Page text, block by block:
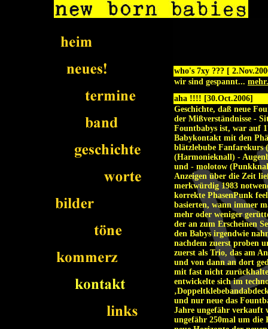
who's 7xy ??? [
wir sind gespannt...
aha !!!! [30.Oct.2006]
Geschichte, daß neue
der Mißverständnisse -
Fountbabys ist, war auf
Babykontakt mit den
blätzlebube Fanfarekurs
(Harmonieknall) -
und - molotow
Anzeigen über die Zeit
merkwürdig 1983
korrekte PhasenPunk
basierten, wann immer
mehr oder weniger
der an zum Erscheinen
den Babys irgendwie
nachdem zuerst proben
zuerst als Trio, das am
und von dann an dort
mit fast nicht
entwickelte sich im
und nur neue das
Jahre ungefähr verkauft
ungefähr 250mal um die